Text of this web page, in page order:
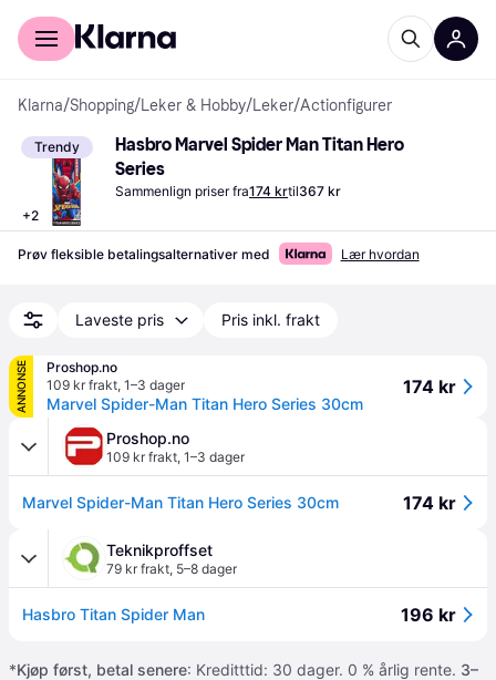
For kunder
Klarna/Shopping/Leker & Hobby/Leker/Actionfigurer
Trendy
+2
Hasbro Marvel Spider Man Titan Hero
Series
Sammenlign priser fra174 krtil367 kr
Prøv fleksible betalingsalternativer med Lær hvordan
Laveste pris Pris inkl. frakt
ANNONSE
Proshop.no
109 kr frakt, 1–3 dager
Marvel Spider-Man Titan Hero Series 30cm
174 kr
Proshop.no
109 kr frakt, 1–3 dager
Marvel Spider-Man Titan Hero Series 30cm 174 kr
Teknikproffset
79 kr frakt, 5–8 dager
Hasbro Titan Spider Man 196 kr
*Kjøp først, betal senere: Kreditttid: 30 dager. 0 % årlig rente. 3–